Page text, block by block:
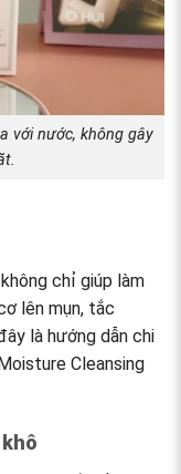
với nước, không gây
chỉ giúp làm
lên mụn, tắc
là hướng dẫn chi
Cleansing